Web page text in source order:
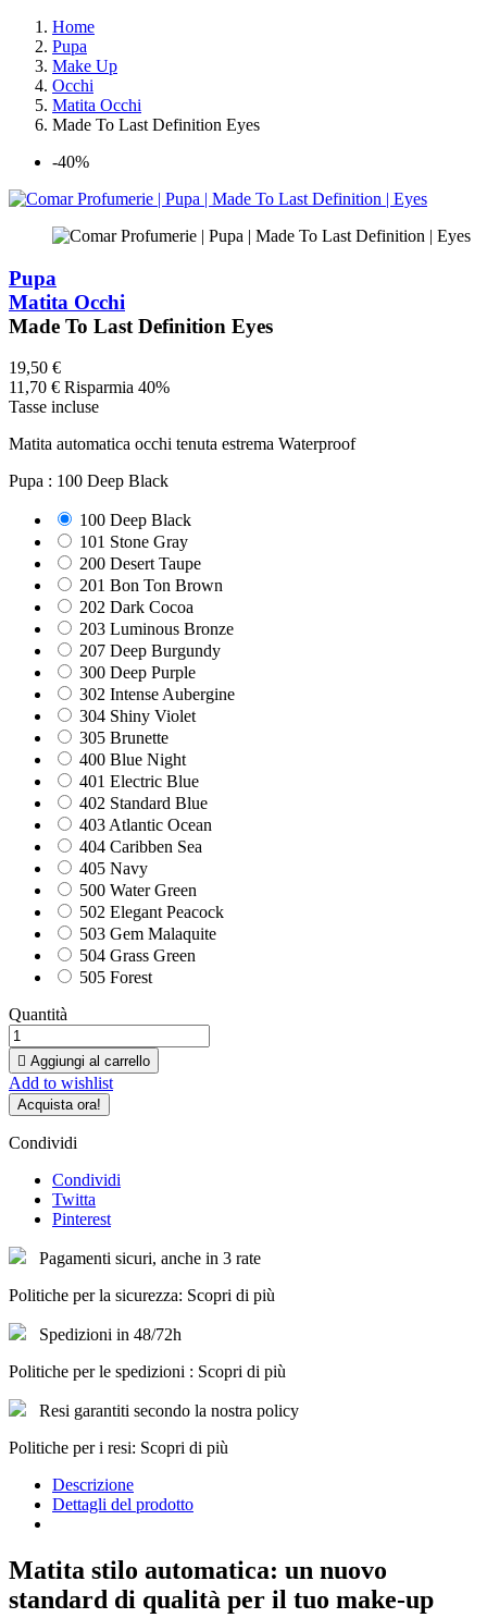
Home
Pupa
Make Up
Occhi
Matita Occhi
Made To Last Definition Eyes
-40%
Pupa
Matita Occhi
Made To Last Definition Eyes
19,50 €
11,70 € Risparmia 40%
Tasse incluse
Matita automatica occhi tenuta estrema Waterproof
Pupa : 100 Deep Black
100 Deep Black
101 Stone Gray
200 Desert Taupe
201 Bon Ton Brown
202 Dark Cocoa
203 Luminous Bronze
207 Deep Burgundy
300 Deep Purple
302 Intense Aubergine
304 Shiny Violet
305 Brunette
400 Blue Night
401 Electric Blue
402 Standard Blue
403 Atlantic Ocean
404 Caribben Sea
405 Navy
500 Water Green
502 Elegant Peacock
503 Gem Malaquite
504 Grass Green
505 Forest
Quantità
 Aggiungi al carrello
Add to wishlist
Acquista ora!
Condividi
Condividi
Twitta
Pinterest
Pagamenti sicuri, anche in 3 rate
Politiche per la sicurezza: Scopri di più
Spedizioni in 48/72h
Politiche per le spedizioni : Scopri di più
Resi garantiti secondo la nostra policy
Politiche per i resi: Scopri di più
Descrizione
Dettagli del prodotto
Matita stilo automatica: un nuovo
standard di qualità per il tuo make-up